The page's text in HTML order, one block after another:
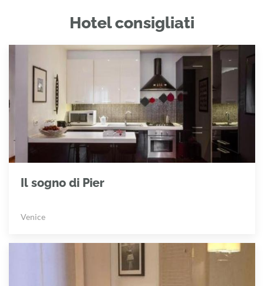
Hotel consigliati
Il sogno di Pier
Venice